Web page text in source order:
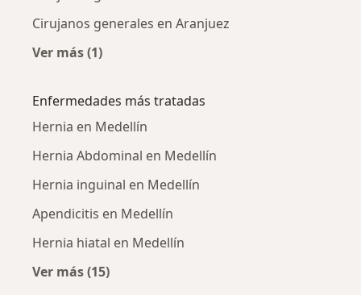
Cirujanos generales en Aranjuez
Ver más (1)
Enfermedades más tratadas
Hernia en Medellín
Hernia Abdominal en Medellín
Hernia inguinal en Medellín
Apendicitis en Medellín
Hernia hiatal en Medellín
Ver más (15)